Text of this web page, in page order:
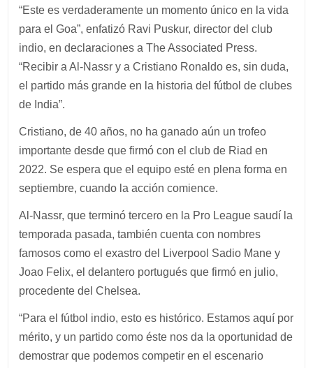
“Este es verdaderamente un momento único en la vida
para el Goa”, enfatizó Ravi Puskur, director del club
indio, en declaraciones a The Associated Press.
“Recibir a Al-Nassr y a Cristiano Ronaldo es, sin duda,
el partido más grande en la historia del fútbol de clubes
de India”.
Cristiano, de 40 años, no ha ganado aún un trofeo
importante desde que firmó con el club de Riad en
2022. Se espera que el equipo esté en plena forma en
septiembre, cuando la acción comience.
Al-Nassr, que terminó tercero en la Pro League saudí la
temporada pasada, también cuenta con nombres
famosos como el exastro del Liverpool Sadio Mane y
Joao Felix, el delantero portugués que firmó en julio,
procedente del Chelsea.
“Para el fútbol indio, esto es histórico. Estamos aquí por
mérito, y un partido como éste nos da la oportunidad de
demostrar que podemos competir en el escenario